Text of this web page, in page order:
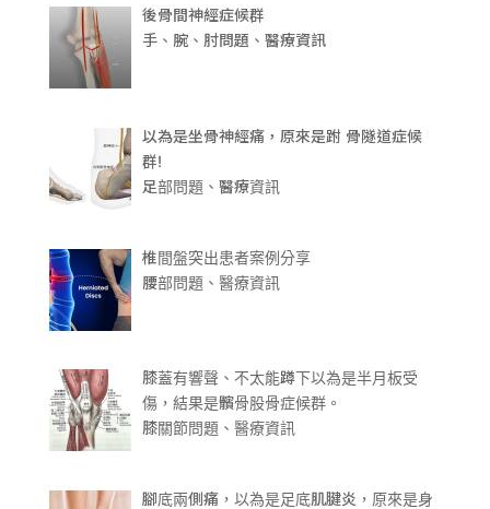
後骨間神經症候群
手、腕、肘問題、醫療資訊
以為是坐骨神經痛，原來是跗 骨隧道症候
群!
足部問題、醫療資訊
椎間盤突出患者案例分享
腰部問題、醫療資訊
膝蓋有響聲、不太能蹲下以為是半月板受
傷，結果是髕骨股骨症候群。
膝關節問題、醫療資訊
腳底兩側痛，以為是足底肌腱炎，原來是身